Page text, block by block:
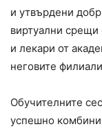
и утвърдени
виртуални срещи
и лекари от
неговите
Обучителните
успешно